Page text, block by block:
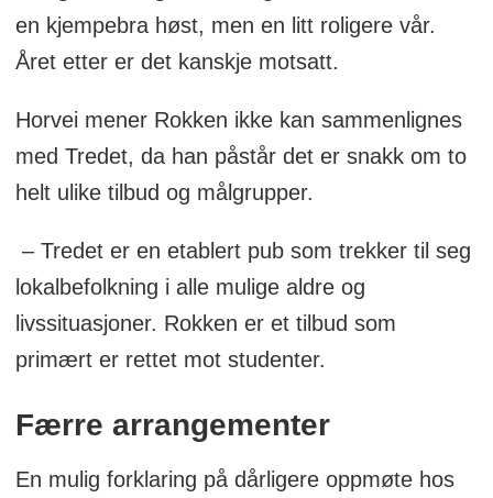
en kjempebra høst, men en litt roligere vår.
Året etter er det kanskje motsatt.
Horvei mener Rokken ikke kan sammenlignes
med Tredet, da han påstår det er snakk om to
helt ulike tilbud og målgrupper.
– Tredet er en etablert pub som trekker til seg
lokalbefolkning i alle mulige aldre og
livssituasjoner. Rokken er et tilbud som
primært er rettet mot studenter.
Færre arrangementer
En mulig forklaring på dårligere oppmøte hos